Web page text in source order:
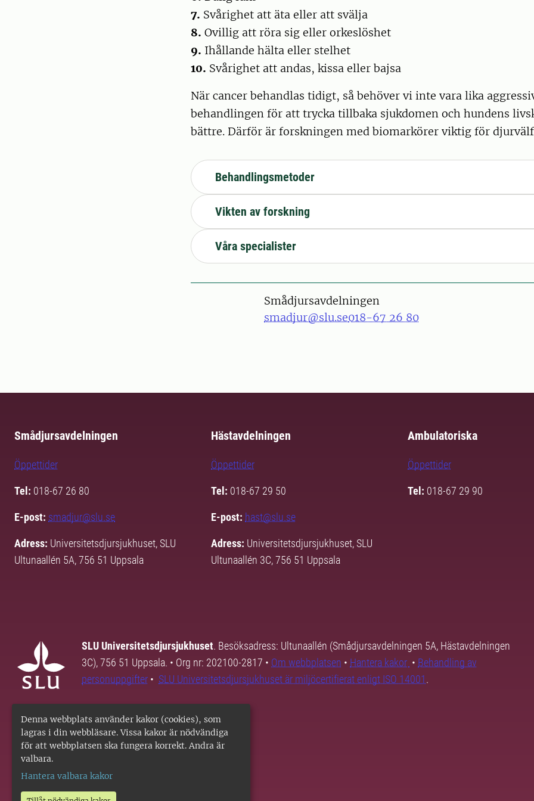
Denna webbplats använder kakor (cookies), som
lagras i din webbläsare. Vissa kakor är nödvändiga
för att webbplatsen ska fungera korrekt. Andra är
valbara.
Hantera valbara kakor
7. Svårighet att äta eller att svälja
8. Ovillig att röra sig eller orkeslöshet
9. Ihållande hälta eller stelhet
10. Svårighet att andas, kissa eller bajsa
När cancer behandlas tidigt, så behöver vi inte vara lika
behandlingen för att trycka tillbaka sjukdomen och hundens
bättre. Därför är forskningen med biomarkörer viktig för
Behandlingsmetoder
Vikten av forskning
Våra specialister
Smådjursavdelningen
smadjur@slu.se018-67 26 80
Smådjursavdelningen
Öppettider
Tel: 018-67 26 80
E-post: smadjur@slu.se
Adress: Universitetsdjursjukhuset, SLU
Ultunaallén 5A, 756 51 Uppsala
Hästavdelningen
Öppettider
Tel: 018-67 29 50
E-post: hast@slu.se
Adress: Universitetsdjursjukhuset, SLU
Ultunaallén 3C, 756 51 Uppsala
Ambulatoriska
Öppettider
Tel: 018-67 29 90
SLU Universitetsdjursjukhuset. Besöksadress: Ultunaallén (Smådjursavdelningen 5A, Hästavdelningen
3C), 756 51 Uppsala. • Org nr: 202100-2817 • Om webbplatsen • Hantera kakor • Behandling av
personuppgifter • SLU Universitetsdjursjukhuset är miljöcertifierat enligt ISO 14001.